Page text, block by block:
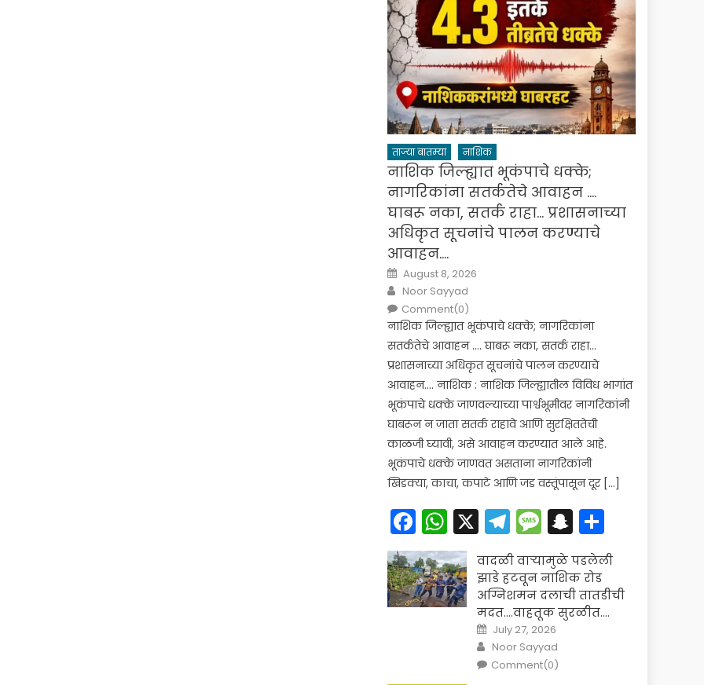
ताज्या बातम्या नाशिक
नाशिक जिल्ह्यात भूकंपाचे धक्के;
नागरिकांना सतर्कतेचे आवाहन ….
घाबरू नका, सतर्क राहा… प्रशासनाच्या
अधिकृत सूचनांचे पालन करण्याचे
आवाहन….
Posted
on
August 8, 2026
Author
Noor Sayyad
Comment(0)
नाशिक जिल्ह्यात भूकंपाचे धक्के; नागरिकांना
सतर्कतेचे आवाहन …. घाबरू नका, सतर्क राहा…
प्रशासनाच्या अधिकृत सूचनांचे पालन करण्याचे
आवाहन…. नाशिक : नाशिक जिल्ह्यातील विविध भागांत
भूकंपाचे धक्के जाणवल्याच्या पार्श्वभूमीवर नागरिकांनी
घाबरून न जाता सतर्क राहावे आणि सुरक्षिततेची
काळजी घ्यावी, असे आवाहन करण्यात आले आहे.
भूकंपाचे धक्के जाणवत असताना नागरिकांनी
खिडक्या, काचा, कपाटे आणि जड वस्तूंपासून दूर […]
Facebook
WhatsApp
X Telegram
Message
Snapchat
वादळी वाऱ्यामुळे पडलेली
झाडे हटवून नाशिक रोड
अग्निशमन दलाची तातडीची
मदत….वाहतूक सुरळीत….
Posted
on
July 27, 2026
Author
Noor Sayyad
Comment(0)